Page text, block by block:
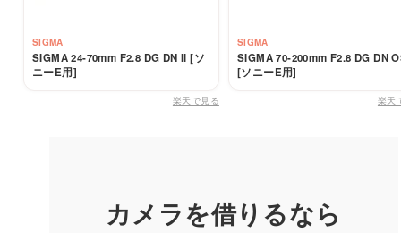
SIGMA
SIGMA 24-70mm F2.8 DG DN II [ソ
ニーE用]
楽天で見る
SIGMA
SIGMA 70-200mm F2.8 DG DN
[ソニーE用]
楽天
カメラを借りるなら